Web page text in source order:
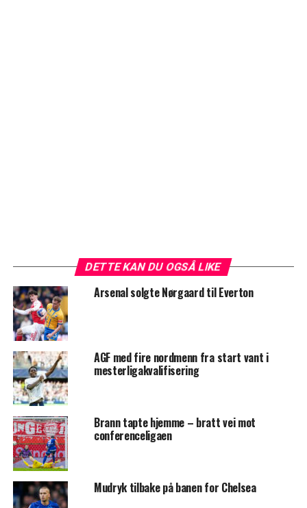
DETTE KAN DU OGSÅ LIKE
Arsenal solgte Nørgaard til Everton
AGF med fire nordmenn fra start vant i
mesterligakvalifisering
Brann tapte hjemme – bratt vei mot
conferenceligaen
Mudryk tilbake på banen for Chelsea